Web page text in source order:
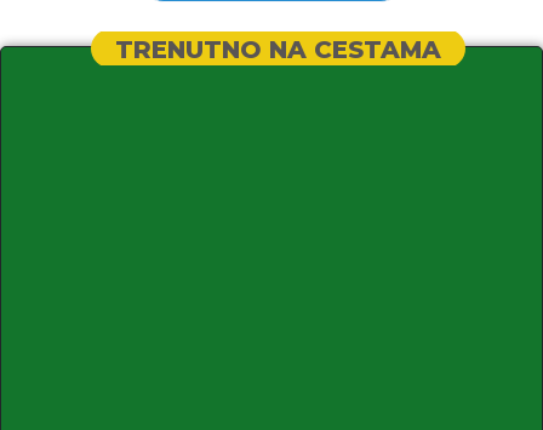
TRENUTNO NA CESTAMA